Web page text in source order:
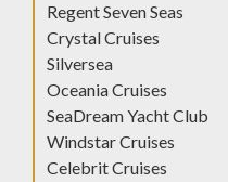
Regent Seven Seas
Crystal Cruises
Silversea
Oceania Cruises
SeaDream Yacht Club
Windstar Cruises
Celebrit Cruises